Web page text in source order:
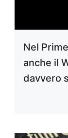
Nel
anche il
davvero